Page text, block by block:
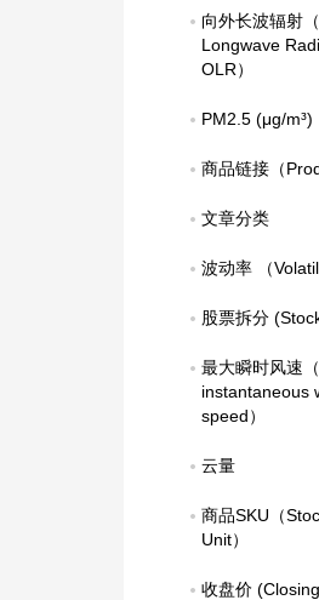
向外长波辐射
Longwave
OLR）
PM2.5 (μg/m³)
商品链接（
文章分类
波动率 （
股票拆分
最大瞬时风速
instantaneous
speed）
云量
商品SKU（
Unit）
收盘价